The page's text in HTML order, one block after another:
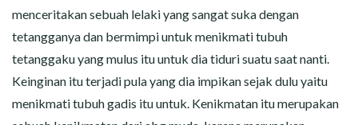
menceritakan sebuah lelaki yang sangat suka dengan
tetangganya dan bermimpi untuk menikmati tubuh
tetanggaku yang mulus itu untuk dia tiduri suatu saat nanti.
Keinginan itu terjadi pula yang dia impikan sejak dulu yaitu
menikmati tubuh gadis itu untuk. Kenikmatan itu merupakan
CERITA TANTE SEXY
CERITA ISTRI SELINGKUH